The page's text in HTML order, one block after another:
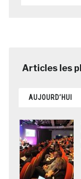
AUJOURD’HUI